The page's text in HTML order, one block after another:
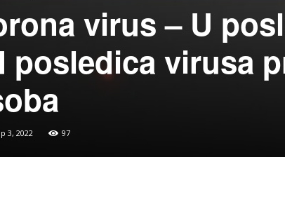
virus – U
posledica virusa
3, 2022 97